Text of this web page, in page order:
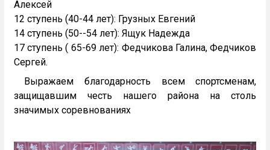
Алексей
12 ступень (40-44 лет): Грузных Евгений
14 ступень (50--54 лет): Ящук Надежда
17 ступень ( 65-69 лет): Федчикова Галина, Федчиков
Сергей.
Выражаем благодарность всем спортсменам,
защищавшим честь нашего района на столь
значимых соревнованиях